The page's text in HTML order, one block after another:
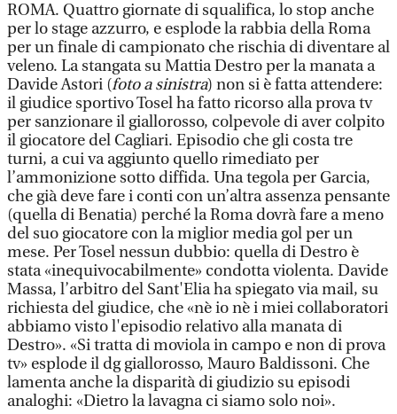
ROMA. Quattro giornate di squalifica, lo stop anche
per lo stage azzurro, e esplode la rabbia della Roma
per un finale di campionato che rischia di diventare al
veleno. La stangata su Mattia Destro per la manata a
Davide Astori (foto a sinistra) non si è fatta attendere:
il giudice sportivo Tosel ha fatto ricorso alla prova tv
per sanzionare il giallorosso, colpevole di aver colpito
il giocatore del Cagliari. Episodio che gli costa tre
turni, a cui va aggiunto quello rimediato per
l’ammonizione sotto diffida. Una tegola per Garcia,
che già deve fare i conti con un’altra assenza pensante
(quella di Benatia) perché la Roma dovrà fare a meno
del suo giocatore con la miglior media gol per un
mese. Per Tosel nessun dubbio: quella di Destro è
stata «inequivocabilmente» condotta violenta. Davide
Massa, l’arbitro del Sant'Elia ha spiegato via mail, su
richiesta del giudice, che «nè io nè i miei collaboratori
abbiamo visto l'episodio relativo alla manata di
Destro». «Si tratta di moviola in campo e non di prova
tv» esplode il dg giallorosso, Mauro Baldissoni. Che
lamenta anche la disparità di giudizio su episodi
analoghi: «Dietro la lavagna ci siamo solo noi».